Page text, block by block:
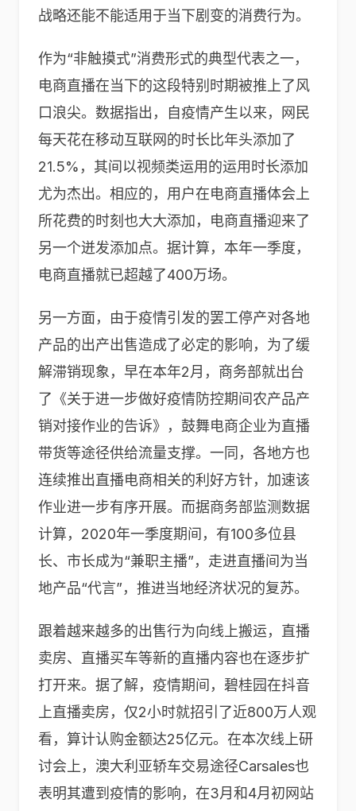
战略还能不能适用于当下剧变的消费行为。
作为“非触摸式”消费形式的典型代表之一，
电商直播在当下的这段特别时期被推上了风
口浪尖。数据指出，自疫情产生以来，网民
每天花在移动互联网的时长比年头添加了
21.5%，其间以视频类运用的运用时长添加
尤为杰出。相应的，用户在电商直播体会上
所花费的时刻也大大添加，电商直播迎来了
另一个迸发添加点。据计算，本年一季度，
电商直播就已超越了400万场。
另一方面，由于疫情引发的罢工停产对各地
产品的出产出售造成了必定的影响，为了缓
解滞销现象，早在本年2月，商务部就出台
了《关于进一步做好疫情防控期间农产品产
销对接作业的告诉》，鼓舞电商企业为直播
带货等途径供给流量支撑。一同，各地方也
连续推出直播电商相关的利好方针，加速该
作业进一步有序开展。而据商务部监测数据
计算，2020年一季度期间，有100多位县
长、市长成为“兼职主播”，走进直播间为当
地产品“代言”，推进当地经济状况的复苏。
跟着越来越多的出售行为向线上搬运，直播
卖房、直播买车等新的直播内容也在逐步扩
打开来。据了解，疫情期间，碧桂园在抖音
上直播卖房，仅2小时就招引了近800万人观
看，算计认购金额达25亿元。在本次线上研
讨会上，澳大利亚轿车交易途径Carsales也
表明其遭到疫情的影响，在3月和4月初网站